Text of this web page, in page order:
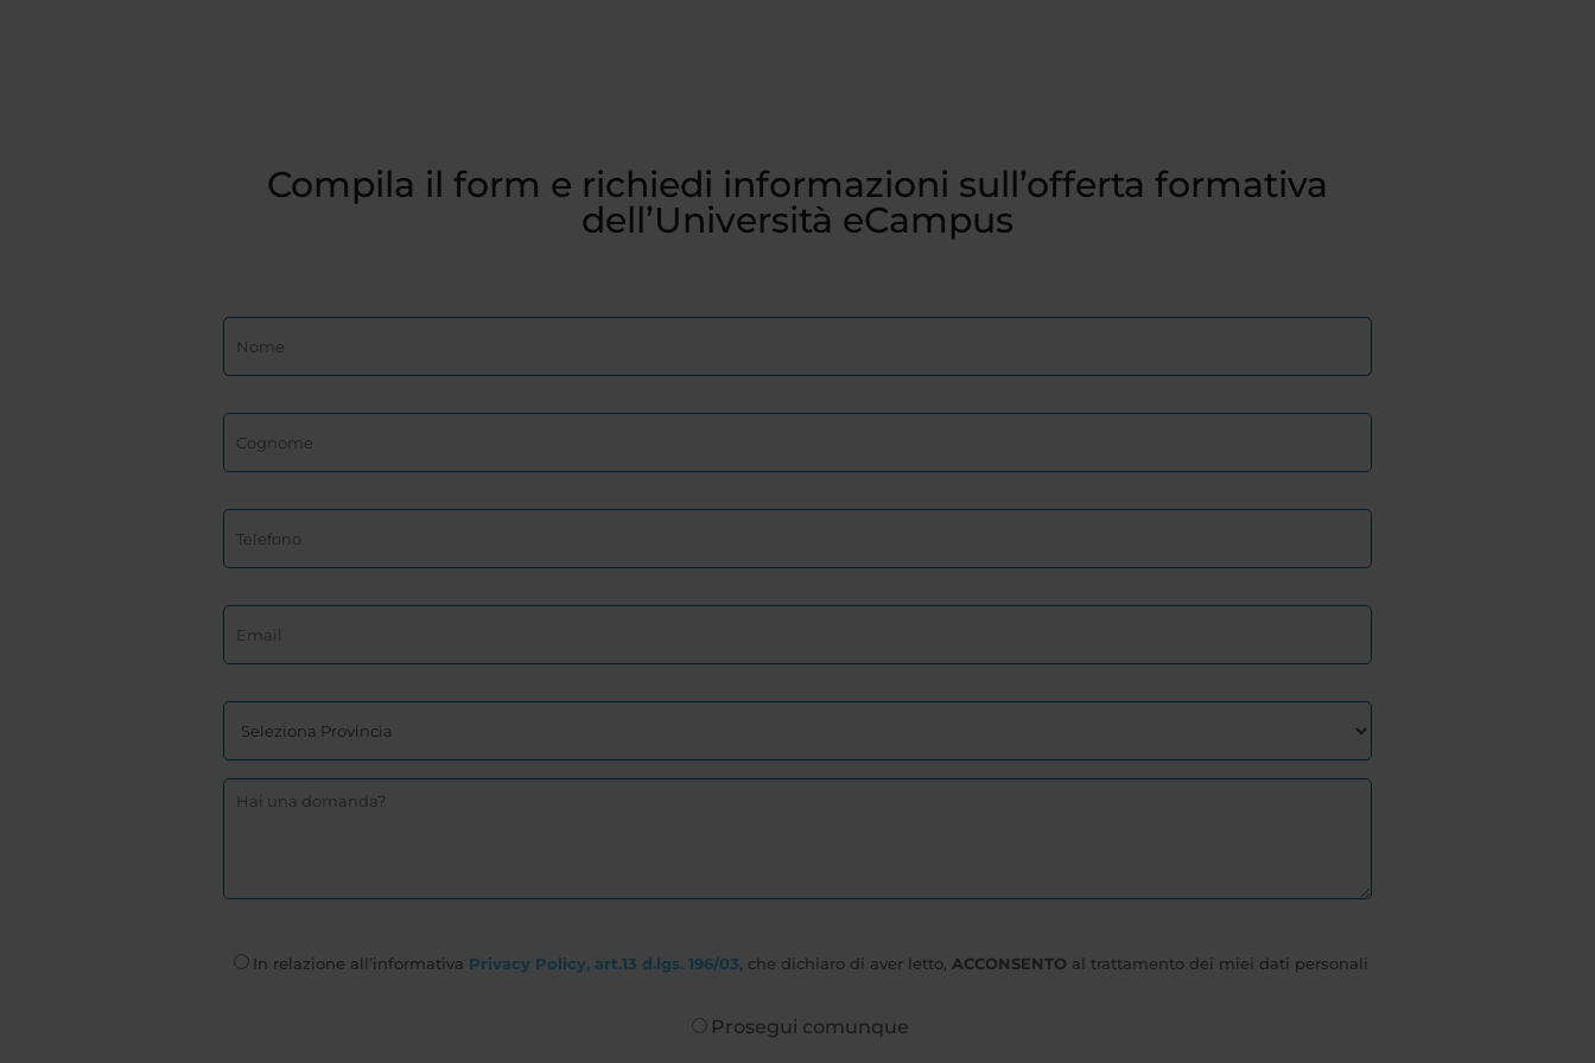
Compila il form e richiedi informazioni sull’offerta formativa
dell’Università eCampus
In relazione all’informativa Privacy Policy, art.13 d.lgs. 196/03 , che dichiaro di aver letto, ACCONSENTO al trattamento dei miei dati personali
Prosegui comunque